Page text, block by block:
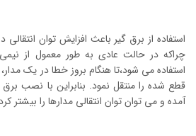
استفاده از برق گیر باعث افزایش توان
چراکه در حالت عادی به طور معمول از
استفاده می شود،تا هنگام بروز خطا در یک
قطع شده را منتقل نمود. بنابراین با نصب
آمده و می توان توان انتقالی مدارها را بیشتر